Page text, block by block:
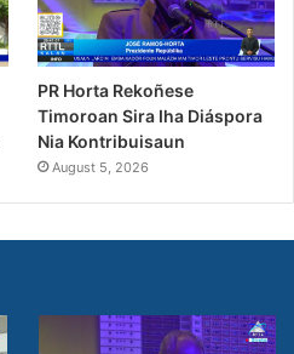
PR Horta Rekoñese
Timoroan Sira Iha Diáspora
Nia Kontribuisaun
August 5, 2026